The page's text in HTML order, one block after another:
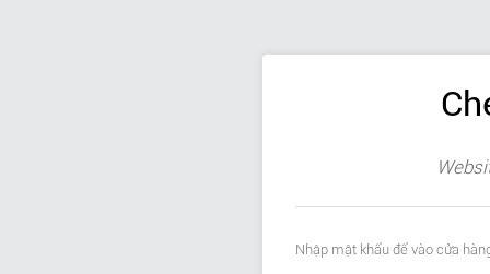
Nhập mật khẩu để vào cửa